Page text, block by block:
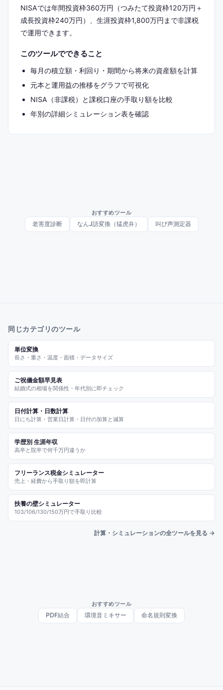
NISAでは年間投資枠360万円（つみたて投資枠120万円＋
成長投資枠240万円）、生涯投資枠1,800万円まで非課税
で運用できます。
このツールでできること
毎月の積立額・利回り・期間から将来の資産額を計算
元本と運用益の推移をグラフで可視化
NISA（非課税）と課税口座の手取り額を比較
年別の詳細シミュレーション表を確認
おすすめツール
老害度診断 なんJ語変換（猛虎弁） 叫び声測定器
同じカテゴリのツール
単位変換
長さ・重さ・温度・面積・データサイズ
ご祝儀金額早見表
結婚式の相場を関係性・年代別に即チェック
日付計算・日数計算
日にち計算・営業日計算・日付の加算と減算
学歴別 生涯年収
高卒と院卒で何千万円違うか
フリーランス税金シミュレーター
売上・経費から手取り額を即計算
扶養の壁シミュレーター
103/106/130/150万円で手取り比較
計算・シミュレーションの全ツールを見る →
おすすめツール
PDF結合 環境音ミキサー 命名規則変換